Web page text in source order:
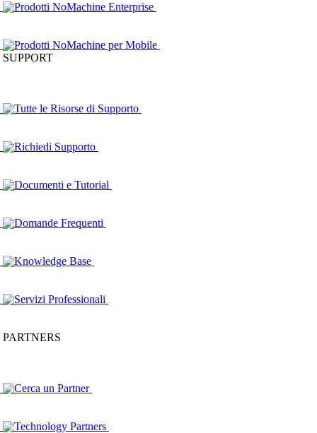
Prodotti NoMachine Enterprise
Prodotti NoMachine per Mobile
SUPPORT
Tutte le Risorse di Supporto
Richiedi Supporto
Documenti e Tutorial
Domande Frequenti
Knowledge Base
Servizi Professionali
PARTNERS
Cerca un Partner
Technology Partners